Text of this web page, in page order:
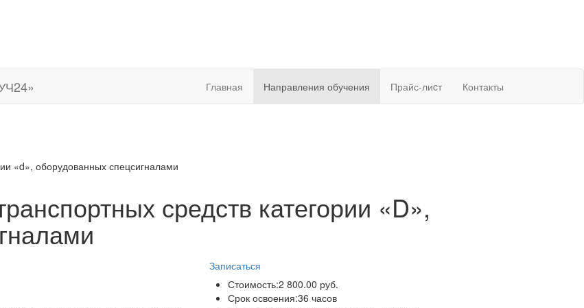
Главная Направления обучения Прайс-лиcт Контакты
«d», оборудованных спецсигналами
средств категории «D»,
Записаться
Стоимость:2 800.00 руб.
Срок освоения:36 часов